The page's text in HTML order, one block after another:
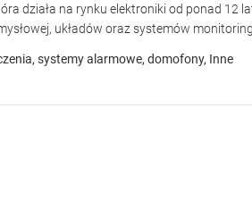
działa na rynku elektroniki od ponad 12
układów oraz systemów
systemy alarmowe, domofony, Inne